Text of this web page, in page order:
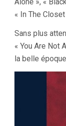
« In The
Sans plus
« You Are Not
la belle